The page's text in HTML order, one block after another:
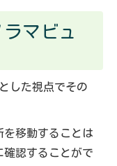
マビュ
した視点でその
を移動することは
確認することがで